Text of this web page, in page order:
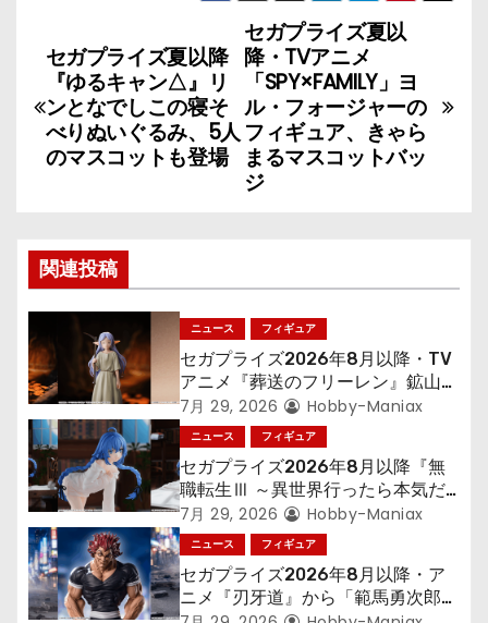
投
稿
ナ
ビ
ー
シ
ョ
ン
セガプライズ夏以
降・TVアニメ
「SPY×FAMILY」ヨ
ル・フォージャーの
フィギュア、きゃら
まるマスコットバッ
ジ
セガプライズ夏以降
『ゆるキャン△』リ
ンとなでしこの寝そ
べりぬいぐるみ、5人
のマスコットも登場
関連投稿
ニュース フィギュア
セガプライズ2026年8月以降・TV
アニメ『葬送のフリーレン』鉱山で
300年働くことになっっちゃった
「フリーレン」を立体化！
7月 29, 2026 Hobby-Maniax
ニュース フィギュア
セガプライズ2026年8月以降『無
職転生Ⅲ ～異世界行ったら本気だ
す～』から「ロキシー」のフィギュ
アが登場！
7月 29, 2026 Hobby-Maniax
ニュース フィギュア
セガプライズ2026年8月以降・ア
ニメ『刃牙道』から「範馬勇次郎」